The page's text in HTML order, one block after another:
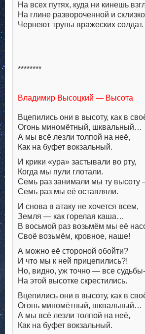
На всех путях, куда ни кинешь
На глине развороченной и
Чернеют трупы вражеских солдат.
********
Владимир Высоцкий — Высота
Вцепились они в высоту, как в
Огонь миномётный, шквальный…
А мы всё лезли толпой на неё,
Как на буфет вокзальный.
И крики «ура» застывали во рту,
Когда мы пули глотали.
Семь раз занимали мы ту высоту
Семь раз мы её оставляли.
И снова в атаку не хочется всем,
Земля — как горелая каша…
В восьмой раз возьмём мы её
Своё возьмём, кровное, наше!
А можно её стороной обойти?
И что мы к ней прицепились?!
Но, видно, уж точно — все
На этой высотке скрестились.
Вцепились они в высоту, как в
Огонь миномётный, шквальный…
А мы всё лезли толпой на неё,
Как на буфет вокзальный.